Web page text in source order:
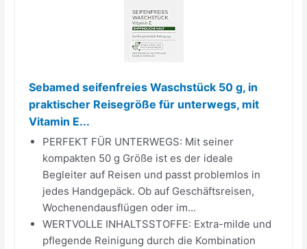
Sebamed seifenfreies Waschstück 50 g, in
praktischer Reisegröße für unterwegs, mit
Vitamin E...
PERFEKT FÜR UNTERWEGS: Mit seiner
kompakten 50 g Größe ist es der ideale
Begleiter auf Reisen und passt problemlos in
jedes Handgepäck. Ob auf Geschäftsreisen,
Wochenendausflügen oder im...
WERTVOLLE INHALTSSTOFFE: Extra-milde und
pflegende Reinigung durch die Kombination